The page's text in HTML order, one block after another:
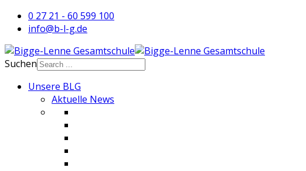
0 27 21 - 60 599 100
info@b-l-g.de
Suchen
Unsere BLG
Aktuelle News